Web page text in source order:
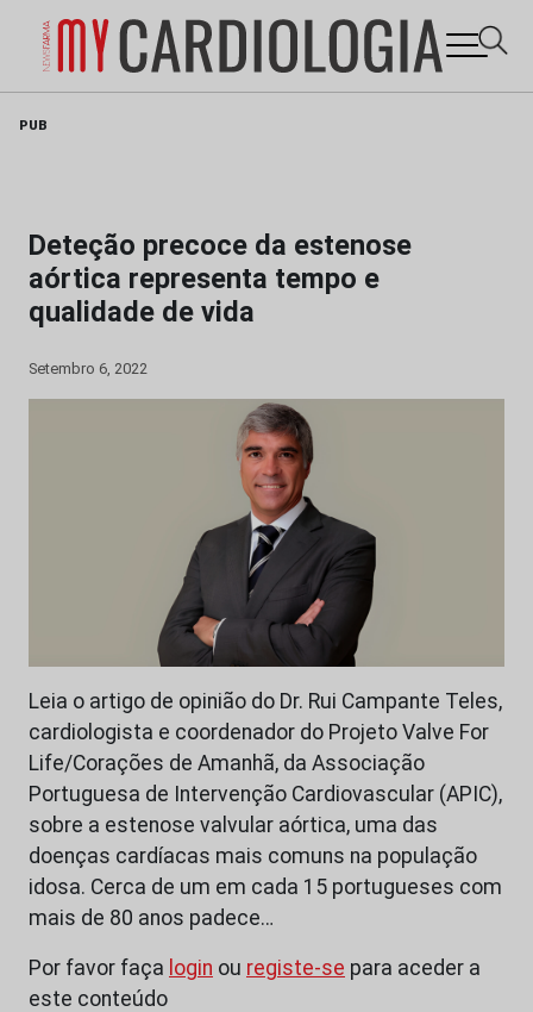
PUB
Deteção precoce da estenose
aórtica representa tempo e
qualidade de vida
Setembro 6, 2022
Leia o artigo de opinião do Dr. Rui Campante Teles,
cardiologista e coordenador do Projeto Valve For
Life/Corações de Amanhã, da Associação
Portuguesa de Intervenção Cardiovascular (APIC),
sobre a estenose valvular aórtica, uma das
doenças cardíacas mais comuns na população
idosa. Cerca de um em cada 15 portugueses com
mais de 80 anos padece…
Por favor faça login ou registe-se para aceder a
este conteúdo